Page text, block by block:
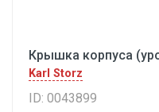
Крышка корпуса
Karl Storz
ID: 0043899